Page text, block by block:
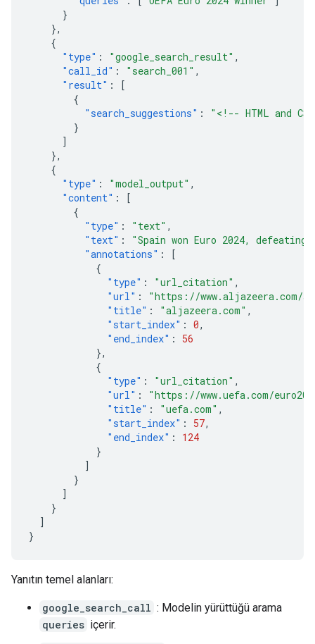
}
},
{
"type" : "google_search_result" ,
"call_id" : "search_001" ,
"result" :
[
{
"search_suggestions" :
"<!-- HTML and
}
]
},
{
"type" : "model_output" ,
"content" :
[
{
"type" : "text" ,
"text" :
"Spain won Euro 2024,
"annotations" :
[
{
"type" : "url_citation" ,
"url" :
"https://www.aljazeera.com/
"title" : "aljazeera.com" ,
"start_index" : 0,
"end_index" :
56
},
{
"type" : "url_citation" ,
"url" :
"https://www.uefa.com/
"title" : "uefa.com" ,
"start_index" : 57,
"end_index" :
124
}
]
}
]
}
]
}
Yanıtın temel alanları:
google_search_call : Modelin yürüttüğü arama
queries içerir.